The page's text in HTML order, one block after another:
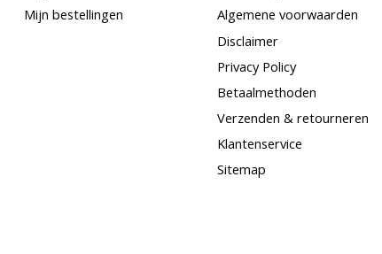
Mijn bestellingen
Algemene voorwaarden
Disclaimer
Privacy Policy
Betaalmethoden
Verzenden & retourneren
Klantenservice
Sitemap